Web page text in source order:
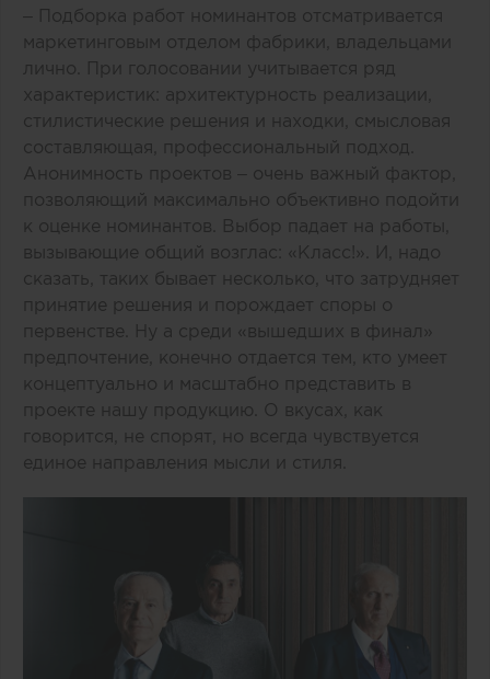
– Подборка работ номинантов отсматривается
маркетинговым отделом фабрики, владельцами
лично. При голосовании учитывается ряд
характеристик: архитектурность реализации,
стилистические решения и находки, смысловая
составляющая, профессиональный подход.
Анонимность проектов – очень важный фактор,
позволяющий максимально объективно подойти
к оценке номинантов. Выбор падает на работы,
вызывающие общий возглас: «Класс!». И, надо
сказать, таких бывает несколько, что затрудняет
принятие решения и порождает споры о
первенстве. Ну а среди «вышедших в финал»
предпочтение, конечно отдается тем, кто умеет
концептуально и масштабно представить в
проекте нашу продукцию. О вкусах, как
говорится, не спорят, но всегда чувствуется
единое направления мысли и стиля.